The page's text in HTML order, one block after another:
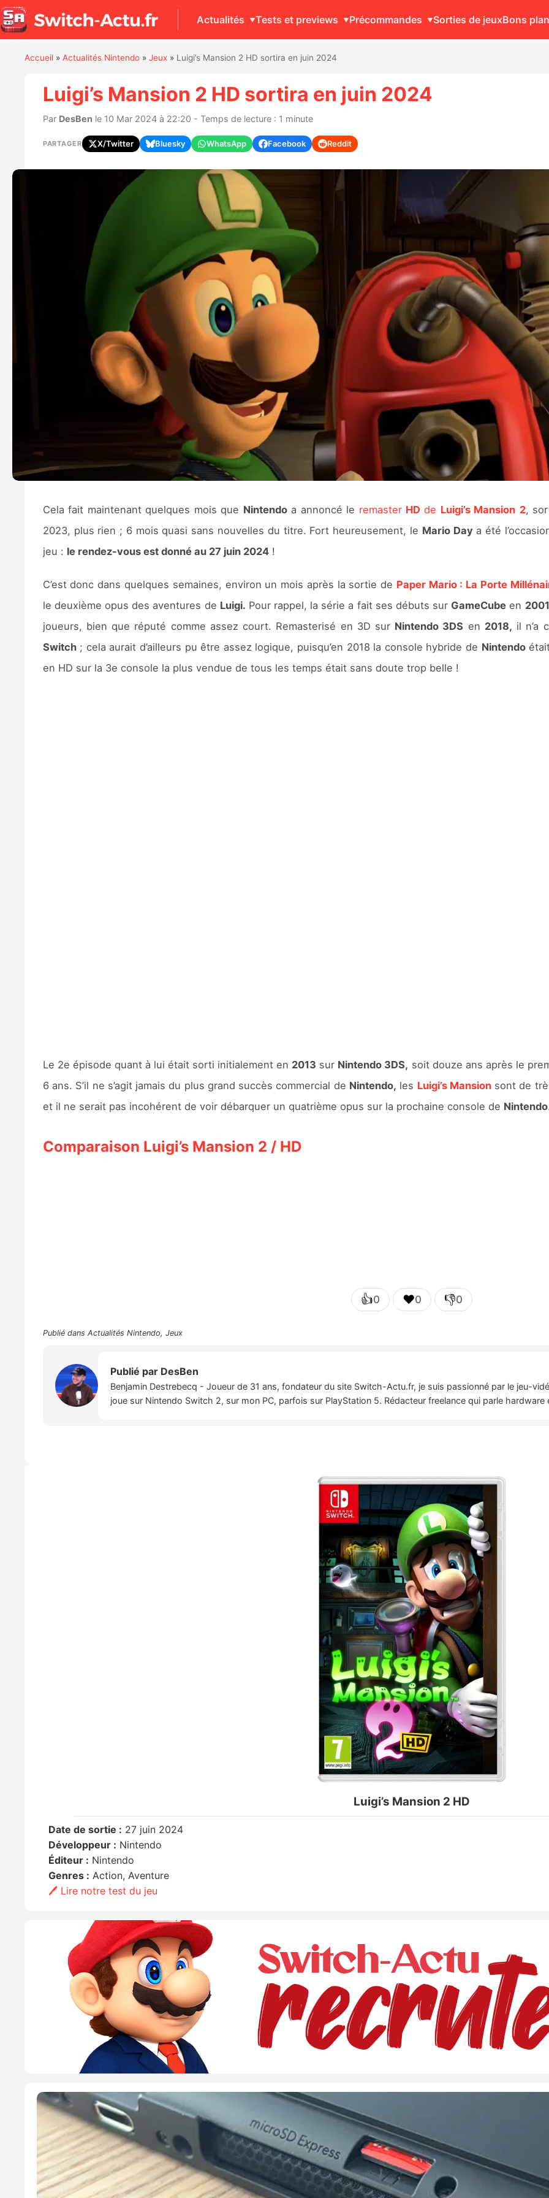
Actualités Tests et previews Précommandes Sorties de jeuxBons
Accueil» Actualités Nintendo» Jeux» Luigi’s Mansion 2 HD sortira en juin 2024
Luigi’s Mansion 2 HD sortira en juin 2024
Par DesBen le 10 Mar 2024 à 22:20 - Temps de lecture : 1 minute
PARTAGER X/Twitter Bluesky WhatsApp Facebook Reddit
Cela fait maintenant quelques mois que Nintendoa annoncé le remaster HD de Luigi’s Mansion 2,
2023, plus rien ; 6 mois quasi sans nouvelles du titre. Fort heureusement, le Mario Daya été
jeu : le rendez-vous est donné au 27 juin 2024!
C’est donc dans quelques semaines, environ un mois après la sortie de Paper Mario : La Porte
le deuxième opus des aventures de Luigi. Pour rappel, la série a fait ses débuts sur GameCube en
joueurs, bien que réputé comme assez court. Remasterisé en 3D sur Nintendo 3DS en 2018, il n’a
Switch; cela aurait d’ailleurs pu être assez logique, puisqu’en 2018 la console hybride de Nintendoétait
en HD sur la 3e console la plus vendue de tous les temps était sans doute trop belle !
Le 2e épisode quant à lui était sorti initialement en 2013 sur Nintendo 3DS, soit douze ans après le
6 ans. S’il ne s’agit jamais du plus grand succès commercial de Nintendo, les Luigi’s Mansionsont de
et il ne serait pas incohérent de voir débarquer un quatrième opus sur la prochaine console de Nintendo
Comparaison Luigi’s Mansion 2 / HD
👍0 ❤️0 👎0
Publié dans Actualités Nintendo, Jeux
Publié par DesBen
Benjamin Destrebecq - Joueur de 31 ans, fondateur du site Switch-Actu.fr, je suis passionné par le jeu-
joue sur Nintendo Switch 2, sur mon PC, parfois sur PlayStation 5. Rédacteur freelance qui parle
Luigi’s Mansion 2 HD
Date de sortie : 27 juin 2024
Développeur : Nintendo
Éditeur : Nintendo
Genres : Action, Aventure
🖊️ Lire notre test du jeu